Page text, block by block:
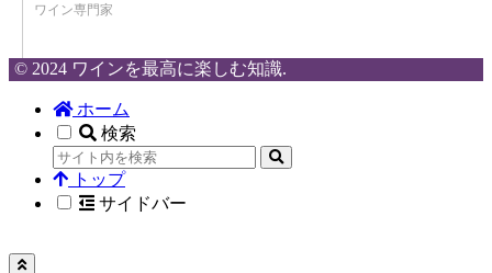
ワイン専門家
© 2024 ワインを最高に楽しむ知識.
ホーム
検索
トップ
サイドバー